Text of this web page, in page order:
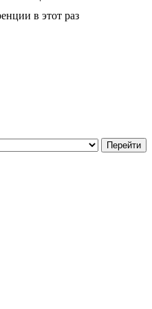
в этот раз